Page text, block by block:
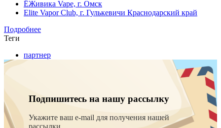
ЁЖивика Vape, г. Омск
Elite Vapor Club, г. Гулькевичи Краснодарский край
Подробнее
Теги
партнер
Подпишитесь на нашу рассылку
Укажите ваш e-mail для получения нашей